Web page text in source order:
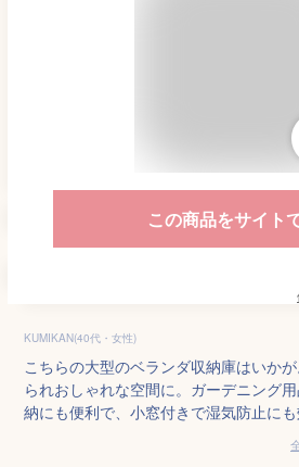
この商品をサイト
KUMIKAN(40代・女性)
こちらの大型のベランダ収納庫はいか
られおしゃれな空間に。ガーデニング
納にも便利で、小窓付きで湿気防止にも